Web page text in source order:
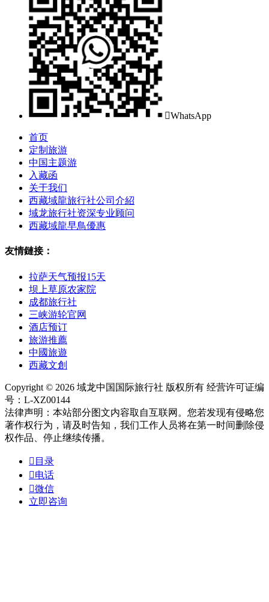
WhatsApp
首页
定制旅游
中国主题游
入藏函
关于我们
西藏域龍旅行社公司介紹
域龙旅行社资深专业顾问
西藏域龍早鳥優惠
友情鏈接：
拉萨天气预报15天
坝上草原农家院
成都旅行社
三峡游轮官网
酒店预订
旅游推薦
中國旅遊
西藏文創
Copyright © 2026 域龙中国国际旅行社 版权所有 经营许可证编
号：L-XZ00144
法律声明：本站部分图文内容取自互联网。您若发现有侵略您
著作权行为，请及时告知，我们工作人员将在第一时间删除侵
权作品、停止继续传播。
 目录
电话
微信
立即咨询